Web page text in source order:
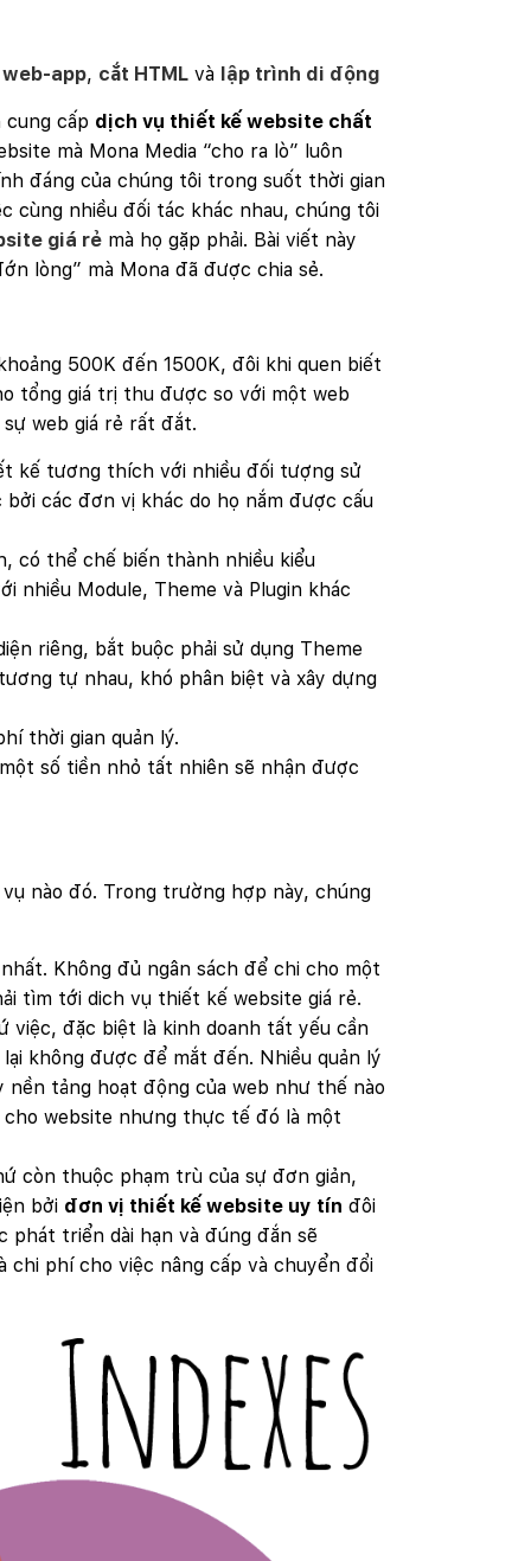
app, cắt HTMLvà lập trình di động
cấp dịch vụ thiết kế website chất
mà Mona Media “cho ra lò” luôn
đáng của chúng tôi trong suốt thời gian
cùng nhiều đối tác khác nhau, chúng tôi
giá rẻmà họ gặp phải. Bài viết này
lòng” mà Mona đã được chia sẻ.
500K đến 1500K, đôi khi quen biết
tổng giá trị thu được so với một web
web giá rẻ rất đắt.
kế tương thích với nhiều đối tượng sử
các đơn vị khác do họ nắm được cấu
có thể chế biến thành nhiều kiểu
nhiều Module, Theme và Plugin khác
riêng, bắt buộc phải sử dụng Theme
tự nhau, khó phân biệt và xây dựng
thời gian quản lý.
số tiền nhỏ tất nhiên sẽ nhận được
nào đó. Trong trường hợp này, chúng
Không đủ ngân sách để chi cho một
tìm tới dich vụ thiết kế website giá rẻ.
việc, đặc biệt là kinh doanh tất yếu cần
không được để mắt đến. Nhiều quản lý
tảng hoạt động của web như thế nào
website nhưng thực tế đó là một
còn thuộc phạm trù của sự đơn giản,
bởi đơn vị thiết kế website uy tín đôi
phát triển dài hạn và đúng đắn sẽ
phí cho việc nâng cấp và chuyển đổi